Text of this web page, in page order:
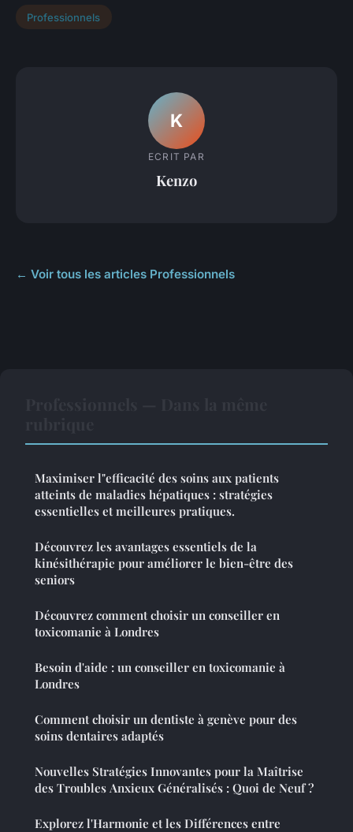
Professionnels
K
ECRIT PAR
Kenzo
← Voir tous les articles Professionnels
Maximiser l"efficacité des soins aux patients
atteints de maladies hépatiques : stratégies
essentielles et meilleures pratiques.
Découvrez les avantages essentiels de la
kinésithérapie pour améliorer le bien-être des
seniors
Découvrez comment choisir un conseiller en
toxicomanie à Londres
Besoin d'aide : un conseiller en toxicomanie à
Londres
Comment choisir un dentiste à genève pour des
soins dentaires adaptés
Nouvelles Stratégies Innovantes pour la Maîtrise
des Troubles Anxieux Généralisés : Quoi de Neuf ?
Explorez l'Harmonie et les Différences entre